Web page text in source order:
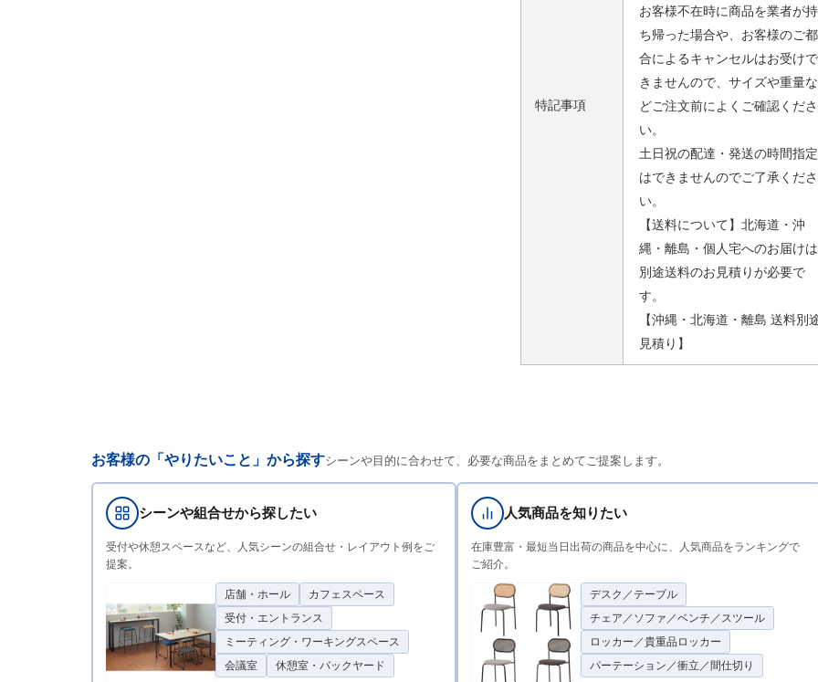
特記事項
お客様不在時に商品を業者が持
ち帰った場合や、お客様のご都
合によるキャンセルはお受けで
きませんので、サイズや重量な
どご注文前によくご確認くださ
い。
土日祝の配達・発送の時間指定
はできませんのでご了承くださ
い。
【送料について】北海道・沖
縄・離島・個人宅へのお届けは
別途送料のお見積りが必要で
す。
【沖縄・北海道・離島 送料別
見積り】
お客様の「やりたいこと」から探すシーンや目的に合わせて、必要な商品をまとめてご提案します。
シーンや組合せから探したい
受付や休憩スペースなど、人気シーンの組合せ・レイアウト例をご
提案。
店舗・ホール
カフェスペース
受付・エントランス
ミーティング・ワーキングスペース
会議室
休憩室・バックヤード
人気商品を知りたい
在庫豊富・最短当日出荷の商品を中心に、人気商品をランキングで
ご紹介。
デスク／テーブル
チェア／ソファ／ベンチ／スツール
ロッカー／貴重品ロッカー
パーテーション／衝立／間仕切り